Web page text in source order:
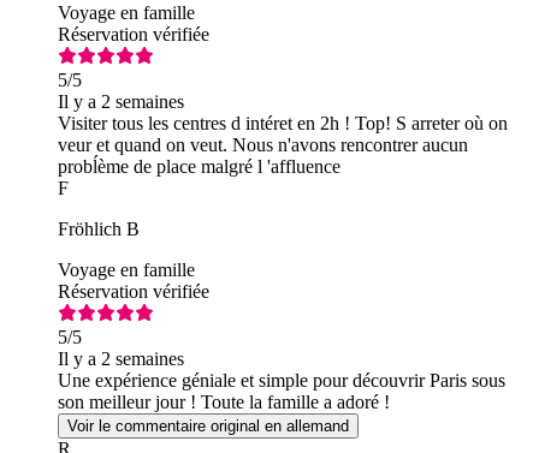
Voyage en famille
Réservation vérifiée
5/5
Il y a 2 semaines
Visiter tous les centres d intéret en 2h ! Top! S arreter où on
veur et quand on veut. Nous n'avons rencontrer aucun
probĺème de place malgré l 'affluence
F
Fröhlich B
Voyage en famille
Réservation vérifiée
5/5
Il y a 2 semaines
Une expérience géniale et simple pour découvrir Paris sous
son meilleur jour ! Toute la famille a adoré !
Voir le commentaire original en allemand
R